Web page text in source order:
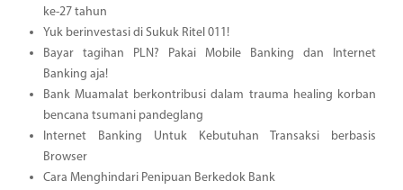
ke-27 tahun
Yuk berinvestasi di Sukuk Ritel 011!
Bayar tagihan PLN? Pakai Mobile Banking dan Internet
Banking aja!
Bank Muamalat berkontribusi dalam trauma healing korban
bencana tsumani pandeglang
Internet Banking Untuk Kebutuhan Transaksi berbasis
Browser
Cara Menghindari Penipuan Berkedok Bank